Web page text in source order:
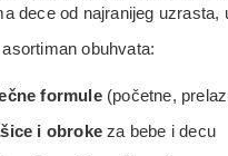
dece od najranijeg
obuhvata:
formule(početne,
i obroke za bebe i decu